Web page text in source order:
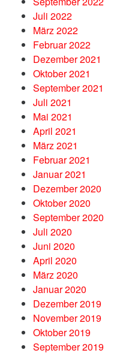
Juli 2022
März 2022
Februar 2022
Dezember 2021
Oktober 2021
September 2021
Juli 2021
Mai 2021
April 2021
März 2021
Februar 2021
Januar 2021
Dezember 2020
Oktober 2020
September 2020
Juli 2020
Juni 2020
April 2020
März 2020
Januar 2020
Dezember 2019
November 2019
Oktober 2019
September 2019